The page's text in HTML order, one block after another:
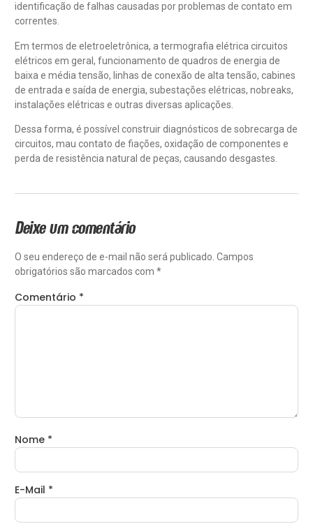
identificação de falhas causadas por problemas de contato em
correntes.
Em termos de eletroeletrônica, a termografia elétrica circuitos
elétricos em geral, funcionamento de quadros de energia de
baixa e média tensão, linhas de conexão de alta tensão, cabines
de entrada e saída de energia, subestações elétricas, nobreaks,
instalações elétricas e outras diversas aplicações.
Dessa forma, é possível construir diagnósticos de sobrecarga de
circuitos, mau contato de fiações, oxidação de componentes e
perda de resistência natural de peças, causando desgastes.
Deixe um comentário
O seu endereço de e-mail não será publicado. Campos
obrigatórios são marcados com *
Comentário *
Nome *
E-Mail *